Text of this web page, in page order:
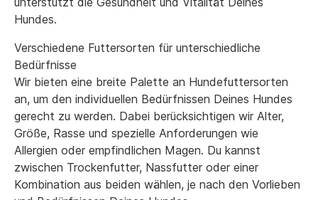
Hundes.
Verschiedene Futtersorten für unterschiedliche
Bedürfnisse
Wir bieten eine breite Palette an Hundefuttersorten
an, um den individuellen Bedürfnissen Deines Hundes
gerecht zu werden. Dabei berücksichtigen wir Alter,
Größe, Rasse und spezielle Anforderungen wie
Allergien oder empfindlichen Magen. Du kannst
zwischen Trockenfutter, Nassfutter oder einer
Kombination aus beiden wählen, je nach den Vorlieben